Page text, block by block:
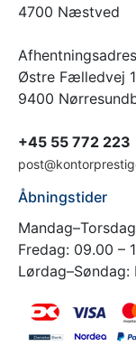
4700 Næstved
Østre Fælledvej
9400
+45 55 772 223
Åbningstider
Fredag: 09.00 –
Lørdag–Søndag: